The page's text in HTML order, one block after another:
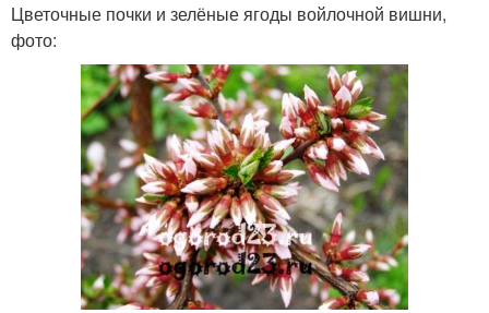
Цветочные почки и зелёные ягоды войлочной вишни,
фото: